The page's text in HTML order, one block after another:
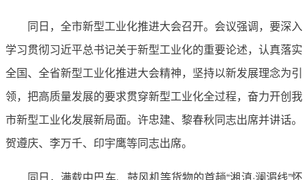
同日，全市新型工业化推进大会召开。会议强调，要深入
学习贯彻习近平总书记关于新型工业化的重要论述，认真落实
全国、全省新型工业化推进大会精神，坚持以新发展理念为引
领，把高质量发展的要求贯穿新型工业化全过程，奋力开创我
市新型工业化发展新局面。许忠建、黎春秋同志出席并讲话。
贺遵庆、李万千、印宇鹰等同志出席。
同日，满载中巴车、鼓风机等货物的首趟“湘滇·澜湄线”怀